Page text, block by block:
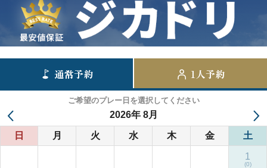
通常予約 1人予約
ご希望のプレー日を選択してください
2026年 8月
日 月 火 水 木 金 土
1